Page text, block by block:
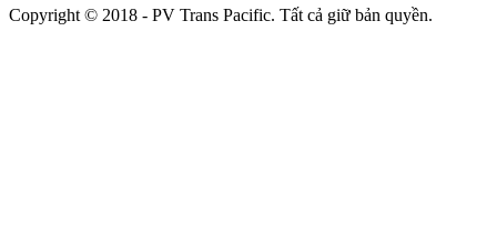
Copyright © 2018 - PV Trans Pacific. Tất cả giữ bản quyền.